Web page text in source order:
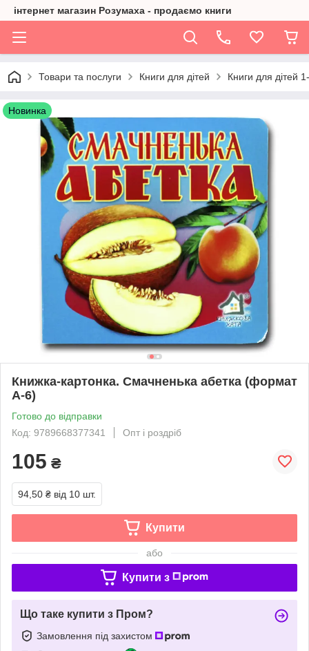
інтернет магазин Розумаха - продаємо книги
Товари та послуги Книги для дітей Книги для дітей
Новинка
Книжка-картонка. Смачненька абетка (формат
А-6)
Готово до відправки
Код: 9789668377341
Опт і роздріб
105 ₴
94,50 ₴ від 10 шт.
Купити
або
Купити з
Що таке купити з Пром?
Замовлення під захистом